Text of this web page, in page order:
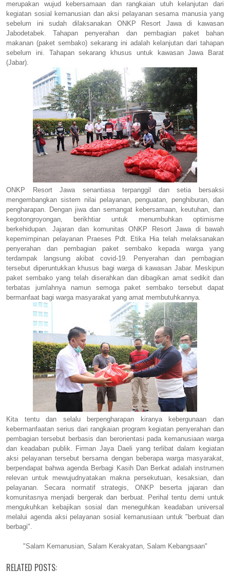
merupakan wujud kebersamaan dan rangkaian utuh kelanjutan dari
kegiatan sosial kemanusian dan aksi pelayanan sesama manusia yang
sebelum ini sudah dilaksanakan ONKP Resort Jawa di kawasan
Jabodetabek. Tahapan penyerahan dan pembagian paket bahan
makanan (paket sembako) sekarang ini adalah kelanjutan dari tahapan
sebelum ini. Tahapan sekarang khusus untuk kawasan Jawa Barat
(Jabar).
ONKP Resort Jawa senantiasa terpanggil dan setia bersaksi
mengembangkan sistem nilai pelayanan, penguatan, penghiburan, dan
pengharapan. Dengan jiwa dan semangat kebersamaan, keutuhan, dan
kegotongroyongan, berikhtiar untuk menumbuhkan optimisme
berkehidupan. Jajaran dan komunitas ONKP Resort Jawa di bawah
kepemimpinan pelayanan Praeses Pdt. Etika Hia telah melaksanakan
penyerahan dan pembagian paket sembako kepada warga yang
terdampak langsung akibat covid-19. Penyerahan dan pembagian
tersebut diperuntukkan khusus bagi warga di kawasan Jabar. Meskipun
paket sembako yang telah diserahkan dan dibagikan amat sedikit dan
terbatas jumlahnya namun semoga paket sembako tersebut dapat
bermanfaat bagi warga masyarakat yang amat membutuhkannya.
Kita tentu dan selalu berpengharapan kiranya kebergunaan dan
kebermanfaatan serius dari rangkaian program kegiatan penyerahan dan
pembagian tersebut berbasis dan berorientasi pada kemanusiaan warga
dan keadaban publik. Firman Jaya Daeli yang terlibat dalam kegiatan
aksi pelayanan tersebut bersama dengan beberapa warga masyarakat,
berpendapat bahwa agenda Berbagi Kasih Dan Berkat adalah instrumen
relevan untuk mewujudnyatakan makna persekutuan, kesaksian, dan
pelayanan. Secara normatif strategis, ONKP beserta jajaran dan
komunitasnya menjadi bergerak dan berbuat. Perihal tentu demi untuk
mengukuhkan kebajikan sosial dan meneguhkan keadaban universal
melalui agenda aksi pelayanan sosial kemanusiaan untuk "berbuat dan
berbagi".
"Salam Kemanusian, Salam Kerakyatan, Salam Kebangsaan"
RELATED POSTS: